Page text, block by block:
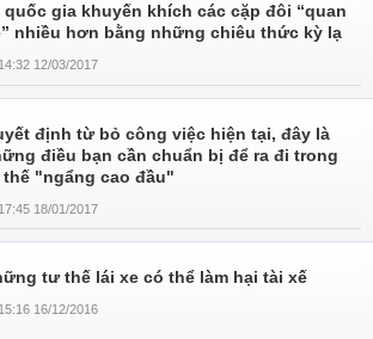
quốc gia khuyến khích các cặp đôi “quan
nhiều hơn bằng những chiêu thức kỳ lạ
14:32 12/03/2017
định từ bỏ công việc hiện tại, đây là
điều bạn cần chuẩn bị để ra đi trong
"ngẩng cao đầu"
17:45 18/01/2017
tư thế lái xe có thể làm hại tài xế
15:16 16/12/2016